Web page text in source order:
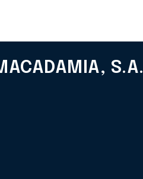
S.A.